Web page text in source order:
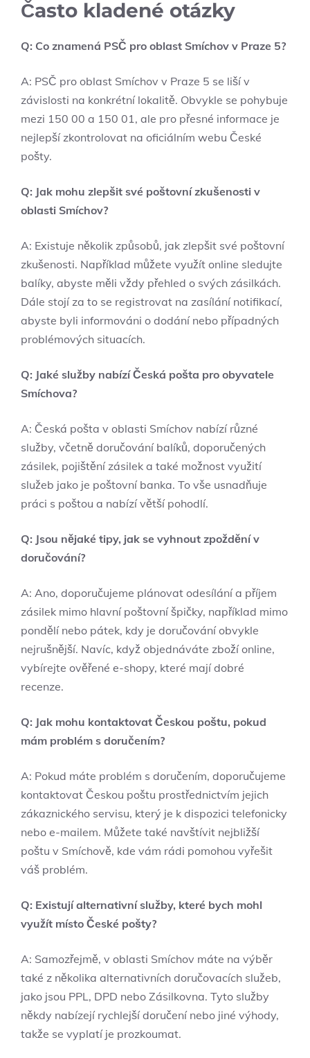
Často kladené otázky
Q: Co znamená PSČ pro oblast Smíchov v Praze 5?
A: PSČ pro oblast Smíchov v Praze 5 se liší v
závislosti na konkrétní lokalitě. Obvykle se pohybuje
mezi 150 00 a 150 01, ale pro přesné informace je
nejlepší zkontrolovat na oficiálním webu České
pošty.
Q: Jak mohu zlepšit své poštovní zkušenosti v
oblasti Smíchov?
A: Existuje několik způsobů, jak zlepšit své poštovní
zkušenosti. Například můžete využít online sledujte
balíky, abyste měli vždy přehled o svých zásilkách.
Dále stojí za to se registrovat na zasílání notifikací,
abyste byli informováni o dodání nebo případných
problémových situacích.
Q: Jaké služby nabízí Česká pošta pro obyvatele
Smíchova?
A: Česká pošta v oblasti Smíchov nabízí různé
služby, včetně doručování balíků, doporučených
zásilek, pojištění zásilek a také možnost využití
služeb jako je poštovní banka. To vše usnadňuje
práci s poštou a nabízí větší pohodlí.
Q: Jsou nějaké tipy, jak se vyhnout zpoždění v
doručování?
A: Ano, doporučujeme plánovat odesílání a příjem
zásilek mimo hlavní poštovní špičky, například mimo
pondělí nebo pátek, kdy je doručování obvykle
nejrušnější. Navíc, když objednáváte zboží online,
vybírejte ověřené e-shopy, které mají dobré
recenze.
Q: Jak mohu kontaktovat Českou poštu, pokud
mám problém s doručením?
A: Pokud máte problém s doručením, doporučujeme
kontaktovat Českou poštu prostřednictvím jejich
zákaznického servisu, který je k dispozici telefonicky
nebo e-mailem. Můžete také navštívit nejbližší
poštu v Smíchově, kde vám rádi pomohou vyřešit
váš problém.
Q: Existují alternativní služby, které bych mohl
využít místo České pošty?
A: Samozřejmě, v oblasti Smíchov máte na výběr
také z několika alternativních doručovacích služeb,
jako jsou PPL, DPD nebo Zásilkovna. Tyto služby
někdy nabízejí rychlejší doručení nebo jiné výhody,
takže se vyplatí je prozkoumat.